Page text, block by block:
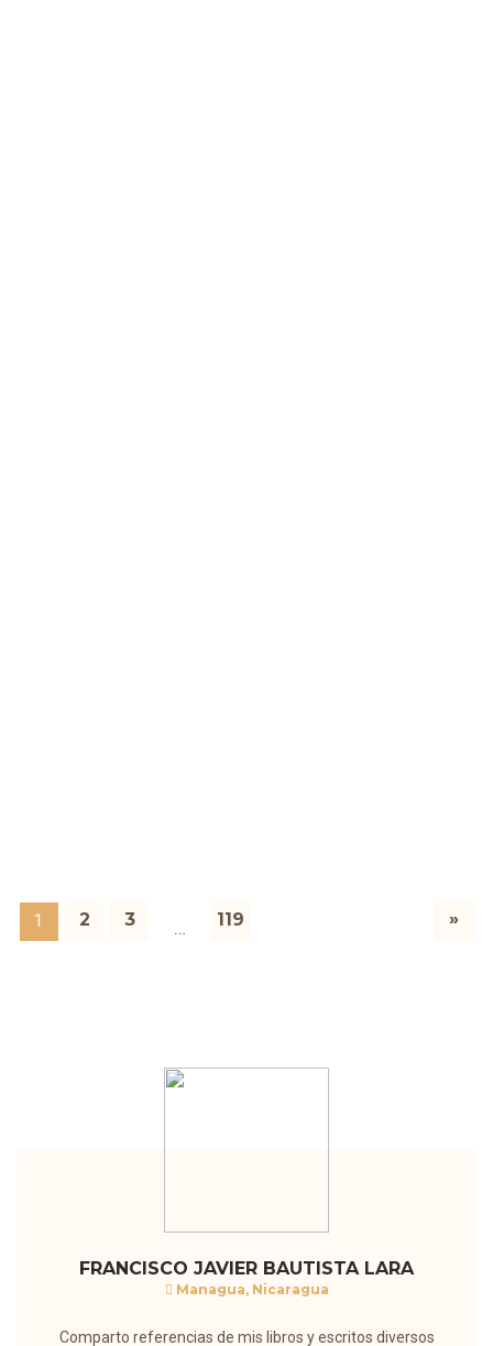
1 2 3 … 119 »
FRANCISCO JAVIER BAUTISTA LARA
Managua, Nicaragua
Comparto referencias de mis libros y escritos diversos